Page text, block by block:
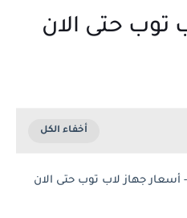
توب حتى الان
جهاز لاب توب حتى الان